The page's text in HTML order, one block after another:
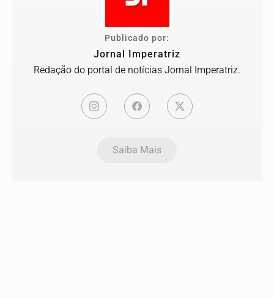
Publicado por:
Jornal Imperatriz
Redação do portal de notícias Jornal Imperatriz.
Saiba Mais